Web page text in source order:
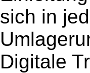
sich in
Digitale